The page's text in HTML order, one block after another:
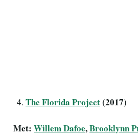
The Florida Project(2017)
Met: Willem Dafoe,Brooklynn